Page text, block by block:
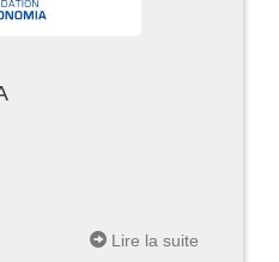
Lire la suite